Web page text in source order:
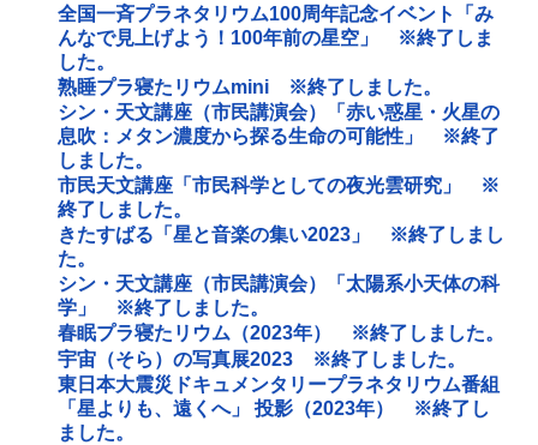
全国一斉プラネタリウム100周年記念イベント「み
んなで見上げよう！100年前の星空」 ※終了しま
した。
熟睡プラ寝たリウムmini ※終了しました。
シン・天文講座（市民講演会）「赤い惑星・火星の
息吹：メタン濃度から探る生命の可能性」 ※終了
しました。
市民天文講座「市民科学としての夜光雲研究」 ※
終了しました。
きたすばる「星と音楽の集い2023」 ※終了しまし
た。
シン・天文講座（市民講演会）「太陽系小天体の科
学」 ※終了しました。
春眠プラ寝たリウム（2023年） ※終了しました。
宇宙（そら）の写真展2023 ※終了しました。
東日本大震災ドキュメンタリープラネタリウム番組
「星よりも、遠くへ」 投影（2023年） ※終了し
ました。